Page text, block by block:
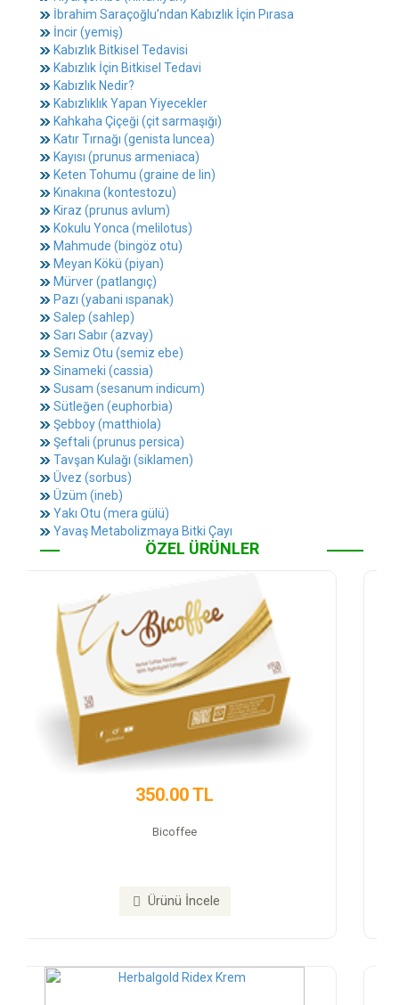
İbrahim Saraçoğlu’ndan Kabızlık İçin Pırasa
İncir (yemiş)
Kabızlık Bitkisel Tedavisi
Kabızlık İçin Bitkisel Tedavi
Kabızlık Nedir?
Kabızlıklık Yapan Yiyecekler
Kahkaha Çiçeği (çit sarmaşığı)
Katır Tırnağı (genista luncea)
Kayısı (prunus armeniaca)
Keten Tohumu (graine de lin)
Kınakına (kontestozu)
Kiraz (prunus avlum)
Kokulu Yonca (melilotus)
Mahmude (bingöz otu)
Meyan Kökü (piyan)
Mürver (patlangıç)
Pazı (yabani ıspanak)
Salep (sahlep)
Sarı Sabır (azvay)
Semiz Otu (semiz ebe)
Sinameki (cassia)
Susam (sesanum indicum)
Sütleğen (euphorbia)
Şebboy (matthiola)
Şeftali (prunus persica)
Tavşan Kulağı (siklamen)
Üvez (sorbus)
Üzüm (ineb)
Yakı Otu (mera gülü)
Yavaş Metabolizmaya Bitki Çayı
ÖZEL ÜRÜNLER
450.00 TL
Trex Detox Tea
Ürünü İncele